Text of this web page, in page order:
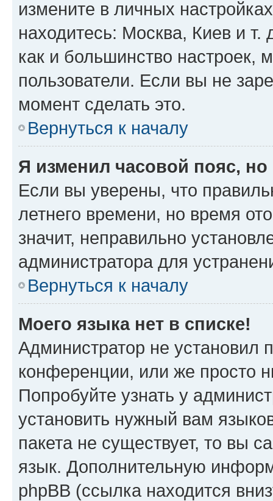
измените в личных
находитесь: Москва, Киев и т.
как и большинство настроек,
пользователи. Если вы не
момент сделать это.
Вернуться к началу
Я изменил часовой пояс,
Если вы уверены, что
летнего времени, но время
значит, неправильно
администратора для
Вернуться к началу
Моего языка нет в списке!
Администратор не установил
конференции, или же просто
Попробуйте узнать у
установить нужный вам
пакета не существует, то вы
язык. Дополнительную
phpBB (ссылка находится